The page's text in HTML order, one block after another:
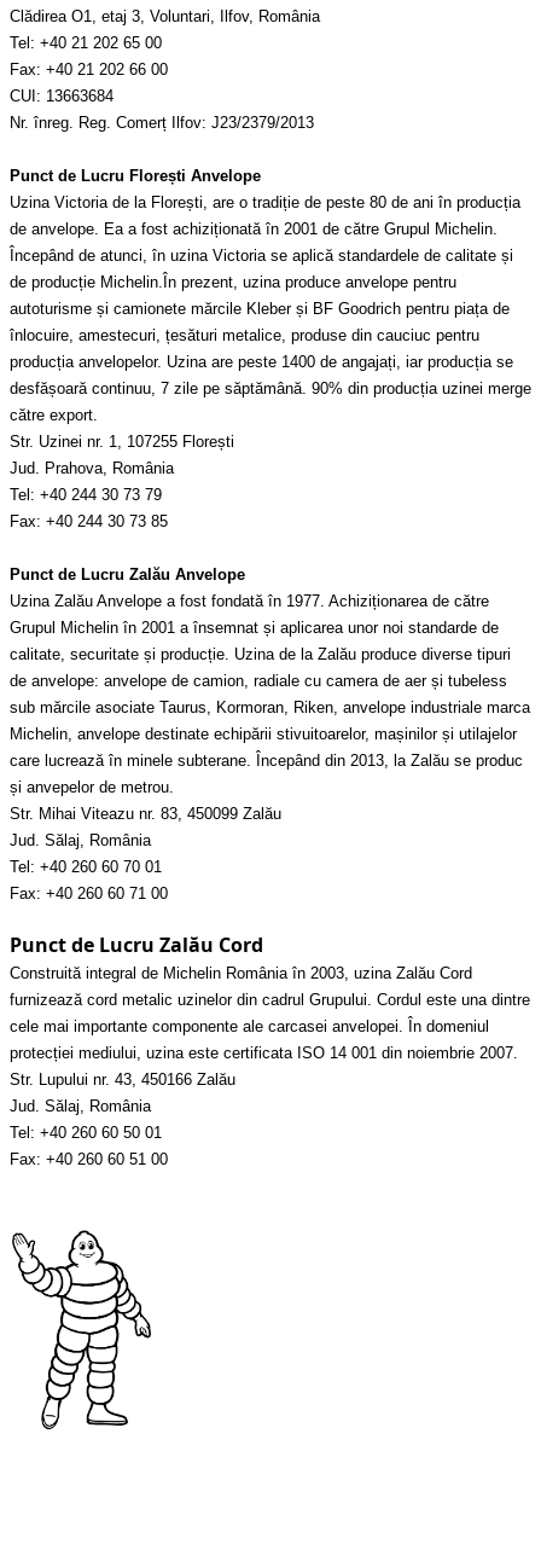
Clădirea O1, etaj 3, Voluntari, Ilfov, România
Tel: +40 21 202 65 00
Fax: +40 21 202 66 00
CUI: 13663684
Nr. înreg. Reg. Comerț Ilfov: J23/2379/2013
Punct de Lucru Florești Anvelope
Uzina Victoria de la Florești, are o tradiție de peste 80 de ani în producția
de anvelope. Ea a fost achiziționată în 2001 de către Grupul Michelin.
Începând de atunci, în uzina Victoria se aplică standardele de calitate și
de producție Michelin.În prezent, uzina produce anvelope pentru
autoturisme și camionete mărcile Kleber și BF Goodrich pentru piața de
înlocuire, amestecuri, țesături metalice, produse din cauciuc pentru
producția anvelopelor. Uzina are peste 1400 de angajați, iar producția se
desfășoară continuu, 7 zile pe săptămână. 90% din producția uzinei merge
către export.
Str. Uzinei nr. 1, 107255 Florești
Jud. Prahova, România
Tel: +40 244 30 73 79
Fax: +40 244 30 73 85
Punct de Lucru Zalău Anvelope
Uzina Zalău Anvelope a fost fondată în 1977. Achiziționarea de către
Grupul Michelin în 2001 a însemnat și aplicarea unor noi standarde de
calitate, securitate și producție. Uzina de la Zalău produce diverse tipuri
de anvelope: anvelope de camion, radiale cu camera de aer și tubeless
sub mărcile asociate Taurus, Kormoran, Riken, anvelope industriale marca
Michelin, anvelope destinate echipării stivuitoarelor, mașinilor și utilajelor
care lucrează în minele subterane. Începând din 2013, la Zalău se produc
și anvepelor de metrou.
Str. Mihai Viteazu nr. 83, 450099 Zalău
Jud. Sălaj, România
Tel: +40 260 60 70 01
Fax: +40 260 60 71 00
Punct de Lucru Zalău Cord
Construită integral de Michelin România în 2003, uzina Zalău Cord
furnizează cord metalic uzinelor din cadrul Grupului. Cordul este una dintre
cele mai importante componente ale carcasei anvelopei. În domeniul
protecției mediului, uzina este certificata ISO 14 001 din noiembrie 2007.
Str. Lupului nr. 43, 450166 Zalău
Jud. Sălaj, România
Tel: +40 260 60 50 01
Fax: +40 260 60 51 00